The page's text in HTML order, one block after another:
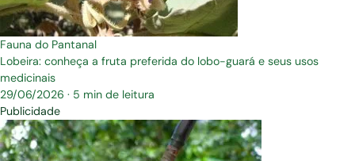
Fauna do Pantanal
Lobeira: conheça a fruta preferida do lobo-guará e seus usos
medicinais
29/06/2026 · 5 min de leitura
Publicidade